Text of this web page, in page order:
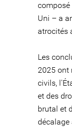
composé
Uni – a
atrocités
Les
2025 ont
civils,
et des
brutal et
décalage